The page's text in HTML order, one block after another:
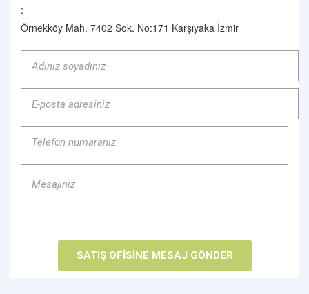
:
Örnekköy Mah. 7402 Sok. No:171 Karşıyaka İzmir